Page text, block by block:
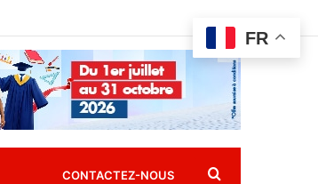
CONTACTEZ-NOUS Rechercher
FR